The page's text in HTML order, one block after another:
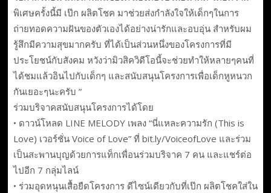
พิเศษครั้งนี้มี เป๊ก ผลิตโชค มาช่วยส่งกำลังใจให้เด็กๆในการ
ถ่ายทอดความฝันของตัวเองได้อย่างน่ารักและอบอุ่น สำหรับผม
รู้สึกมีความสุขมากครับ ที่ได้เป็นส่วนหนึ่งของโครงการที่มี
ประโยชน์กับสังคม หวังว่ามิวสิควิดีโอนี้จะช่วยทำให้หลายๆคนที่
ได้ชมแล้วอินไปกับเด็กๆ และสนับสนุนโครงการเพื่อเด็กหูหนวก
กันเยอะๆนะครับ ”
ร่วมบริจาคสนับสนุนโครงการได้โดย
• ดาวน์โหลด LINE MELODY เพลง “นี่แหละความรัก (This is
Love) เวอร์ชั่น Voice of Love” ที่ bit.ly/VoiceofLove และร่วม
เป็นสะพานบุญด้วยการแท็กเพื่อนร่วมบริจาค 7 คน และแชร์ต่อ
ไปอีก 7 กลุ่มไลน์
• ร่วมอุดหนุนเสื้อยืดโครงการ ดีไซน์เดียวกับที่เป๊ก ผลิตโชคใส่ใน